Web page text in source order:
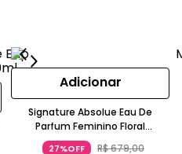
Adicionar
Signature Absolue Eau De
Parfum Feminino Floral
Ambarado Frutal Frasco
27%OFF R$679,00